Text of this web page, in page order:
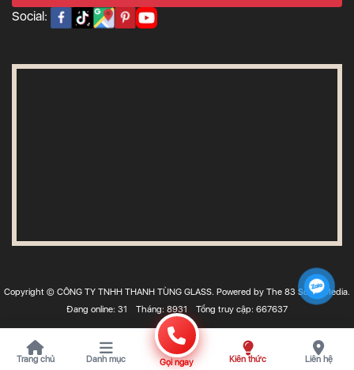
Social:
Copyright © CÔNG TY TNHH THANH TÙNG GLASS. Powered by The 83 Social Media.
Đang online: 31
Tháng: 8931 Tổng truy cập: 667637
Trang chủ Danh mục Gọi ngay Kiến thức Liên hệ